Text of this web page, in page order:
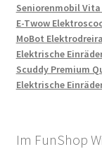
Seniorenmobil Vita
E-Twow
MoBot
Elektrische
Scuddy Premium
Elektrische
Im FunShop